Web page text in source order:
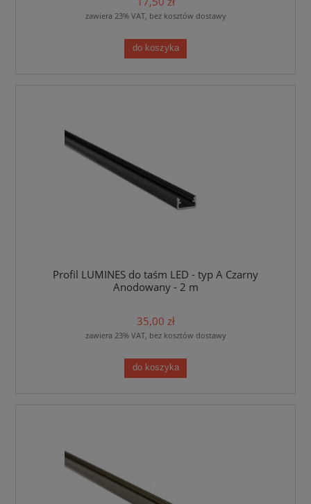
zawiera 23% VAT, bez kosztów dostawy
do koszyka
Profil LUMINES do taśm LED - typ A Czarny
Anodowany - 2 m
35,00 zł
zawiera 23% VAT, bez kosztów dostawy
do koszyka